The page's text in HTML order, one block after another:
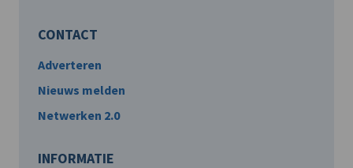
CONTACT
Adverteren
Nieuws melden
Netwerken 2.0
INFORMATIE